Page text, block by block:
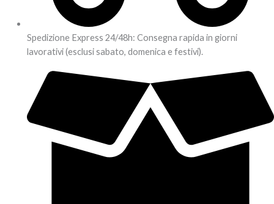
Spedizione Express 24/48h: Consegna rapida in giorni
lavorativi (esclusi sabato, domenica e festivi).